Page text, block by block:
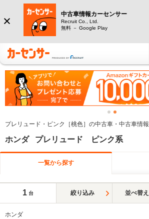
中古車情報カーセンサー
Recruit Co., Ltd.
無料 － Google Play
プレリュード・ピンク［桃色］の中古車・中古車情報
ホンダ プレリュード ピンク系
一覧から探す
1 台 絞り込み 並べ替え
ホンダ